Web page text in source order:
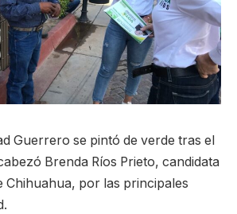
Guerrero se pintó de verde tras el
Brenda Ríos Prieto, candidata
Chihuahua, por las principales